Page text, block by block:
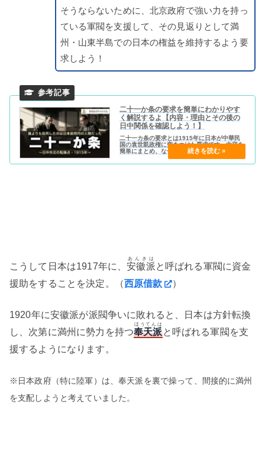
そうならないために、北京政府で強い力を持っ
ている軍閥を支援して、その見返りとして満
州・山東半島での日本の権益を維持するよう要
求しよう！
二十一か条の要求を簡単にわかりやす
く解説するよ【内容・理由とその後の
日中関係を確認しよう！】
二十一カ条の要求とは1915年に日本が中華民
国の袁世凱政権に突きつけた要求です。内容を
簡単にまとめ、なぜ出したのか、中国の激しい
反発と五・四運動への流れまでわかりやすく解
説します。
こうして日本は1917年に、安徽派
あんきは
と呼ばれる軍閥に資金
援助をすることを決定。（西原借款 ）
1920年に安徽派が派閥争いに敗れると、日本は方針転換
し、次第に満州に勢力を持つ奉天派
ほうてんは
と呼ばれる軍閥を支
援するようになります。
※日本政府（特に陸軍）は、奉天派を裏で操って、間接的に満州
を支配しようと考えていました。